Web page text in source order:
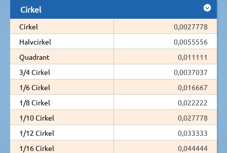
Cirkel
Cirkel
0,0027778
Halvcirkel
0,0055556
Quadrant
0,011111
3/4 Cirkel
0,0037037
1/6 Cirkel
0,016667
1/8 Cirkel
0,022222
1/10 Cirkel
0,027778
1/12 Cirkel
0,033333
1/16 Cirkel
0,044444